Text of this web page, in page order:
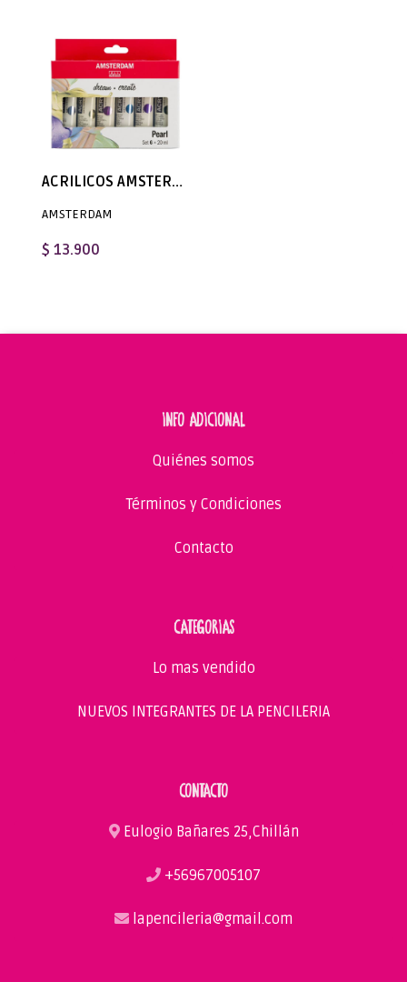
ACRILICOS AMSTERDAM STANDARD SERIES - SET PERLADOS 6 X 20ML
AMSTERDAM
$ 13.900
INFO ADICIONAL
Quiénes somos
Términos y Condiciones
Contacto
CATEGORIAS
Lo mas vendido
NUEVOS INTEGRANTES DE LA PENCILERIA
CONTACTO
Eulogio Bañares 25,Chillán
+56967005107
lapencileria@gmail.com